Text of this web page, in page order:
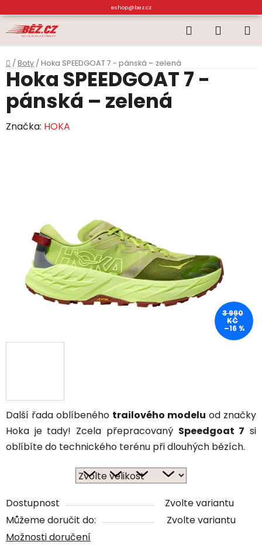
na
obsah
eshop@bez.cz
Hledat
KOŠÍK
Domů
/ Boty / Hoka SPEEDGOAT 7 - pánská – zelená
Další řada oblíbeného trailového modelu od značky
Hoka je tady! Zcela přepracovaný Speedgoat 7 si
oblíbíte do technického terénu při dlouhých bězích.
Dostupnost
Zvolte variantu
Můžeme doručit do:
Zvolte variantu
Možnosti doručení
Hoka SPEEDGOAT 7 -
pánská – zelená
Značka: HOKA
3 990
KČ
–16 %